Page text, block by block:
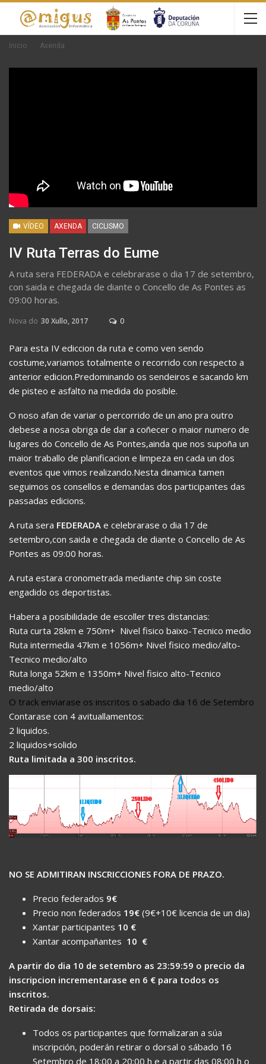
Inicio Axenda
VÍDEO AXENDA CICLISMO
IV Ruta Terras do Eume
A ruta sera FEDERADA e celebrarase o dia 17 de setembro,
con saida e chegada de diante o Concello de As Pontes as
09:00 horas.
Nova do 30 Xullo, 2017 0
Para esta IV ediccion da ruta e como ven sendo
costume,variamos totalmente o recorrido con respecto a
anterior edicion.Predominando os sendeiros e sacando km
de pisteo e asfalto na medida do posible.
O noso afan de variar o percorrido de un ano pra outro
debese a nosa obriga de dar a coñecer o maior numero de
lugares do Concello de As Pontes,ainda que nos supoña un
maior traballo de planificacion e limpeza en cada un dos
eventos que vimos realizando.Nesta dinamica tamen
seguimos os consellos e demandas dos participantes das
passadas edicions.
A ruta sera FEDERADA e celebrarase o dia 17 de
setembro,con saida e chegada de diante o Concello de As
Pontes as 09:00 horas.
A ruta estara cronometrada mediante chip sin coste
engadido os deportistas.
Habera a posibilidade de escoller tres distancias:
Ruta curta 28km e 750m+ Nivel fisico baixo-Tecnico medio
Ruta intermedia 47km e 1056m+ Nivel fisico medio/alto-
Tecnico medio/alto
Ruta longa 52km e 1350m+ Nivel fisico alto-Tecnico
medio/alto
O track enviarase os inscritos o sabado dia 16 de Setembro
Contarase con 4 avituallamentos:
2 liquidos.
2 liquidos+solido
Ruta limitada a 300 inscritos.
NO SE ADMITIRAN INSCRICCIONES FORA DE PRAZO.
Precio federados 9€
Precio non federados 19€ (9€+10€ licencia de un dia)
Xantar participantes 10 €
Xantar acompañantes 10 €
A partir do dia 10 de setembro as 23:59:59 o precio da
inscripcion incrementarase en 6 € para todos os
inscritos.
Retirada de dorsais:
Todos os participantes que formalizaran a súa
inscripción, poderán retirar o dorsal o sábado 16
Setembro de 18:00 a 20:00 h e a partir das 08:00 h o